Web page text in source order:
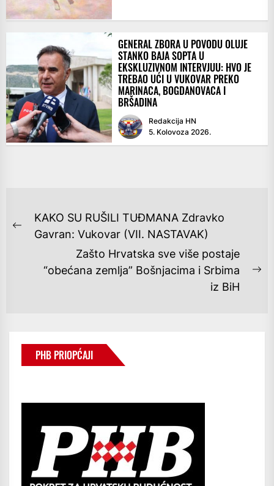
GENERAL ZBORA U POVODU OLUJE
STANKO BAJA SOPTA U
EKSKLUZIVNOM INTERVJUU: HVO JE
TREBAO UĆI U VUKOVAR PREKO
MARINACA, BOGDANOVACA I
BRŠADINA
Redakcija HN
5. Kolovoza 2026.
NAVIGACIJA
OBJAVA
Previous
KAKO SU RUŠILI TUĐMANA Zdravko
Gavran: Vukovar (VII. NASTAVAK)
Zašto Hrvatska sve više postaje
“obećana zemlja” Bošnjacima i Srbima
iz BiH
PHB PRIOPĆAJI